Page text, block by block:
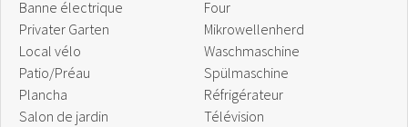
Banne électrique
Privater Garten
Local vélo
Patio/Préau
Plancha
Salon de jardin
Four
Mikrowellenherd
Waschmaschine
Spülmaschine
Réfrigérateur
Télévision